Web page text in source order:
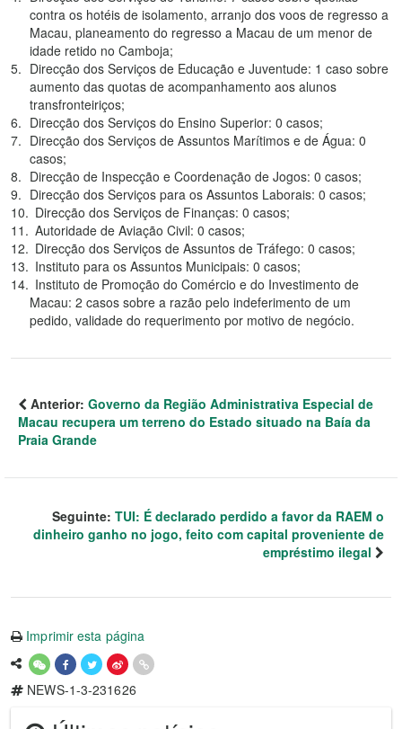
contra os hotéis de isolamento, arranjo dos voos de regresso a
Macau, planeamento do regresso a Macau de um menor de
idade retido no Camboja;
Direcção dos Serviços de Educação e Juventude: 1 caso sobre
aumento das quotas de acompanhamento aos alunos
transfronteiriços;
Direcção dos Serviços do Ensino Superior: 0 casos;
Direcção dos Serviços de Assuntos Marítimos e de Água: 0
casos;
Direcção de Inspecção e Coordenação de Jogos: 0 casos;
Direcção dos Serviços para os Assuntos Laborais: 0 casos;
Direcção dos Serviços de Finanças: 0 casos;
Autoridade de Aviação Civil: 0 casos;
Direcção dos Serviços de Assuntos de Tráfego: 0 casos;
Instituto para os Assuntos Municipais: 0 casos;
Instituto de Promoção do Comércio e do Investimento de
Macau: 2 casos sobre a razão pelo indeferimento de um
pedido, validade do requerimento por motivo de negócio.
Anterior: Governo da Região Administrativa Especial de
Macau recupera um terreno do Estado situado na Baía da
Praia Grande
Seguinte: TUI: É declarado perdido a favor da RAEM o
dinheiro ganho no jogo, feito com capital proveniente de
empréstimo ilegal
Imprimir esta página
NEWS-1-3-231626